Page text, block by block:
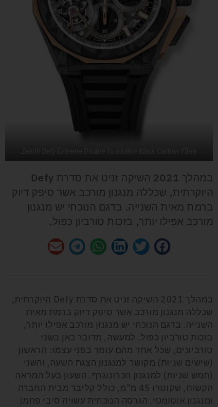
במהלך 2021 השיקה זניט את סדרת Defy
היוקרתית, שכללה מנגנון מורכב אשר סיפק דיוק
ברמת מאית השנייה. בדגם הנוכחי יש מנגנון
מורכב אפילו יותר, בזכות טורביון כפול.
במהלך 2021 השיקה זניט את סדרת Defy היוקרתית,
שכללה מנגנון מורכב אשר סיפק דיוק ברמת מאית
השנייה. בדגם הנוכחי יש מנגנון מורכב אפילו יותר,
בזכות טורביון כפול. למעשה, מדובר כאן בשני
טורביונים, שכל אחד מהם עומד בפני עצמו: הראשון
(שישים שניות) מקושר למנגנון הצגת השעה, והשני
(חמש שניות) למנגנון הכרונוגרף. השעון בעל המראה
הקשוח, שקוטרו 45 מ"מ, כולל קליבר מבית החברה
ומנגנון אוטומטי. הגרסה הנוכחית עשויה סיבי פחמן